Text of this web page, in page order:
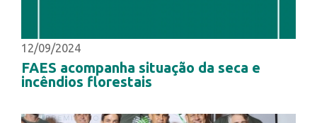
12/09/2024
FAES acompanha situação da seca e
incêndios florestais